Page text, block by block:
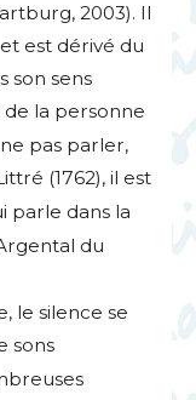
2003). Il
est dérivé du
son sens
de la personne
pas parler,
(1762), il est
parle dans la
du
le silence se
sons